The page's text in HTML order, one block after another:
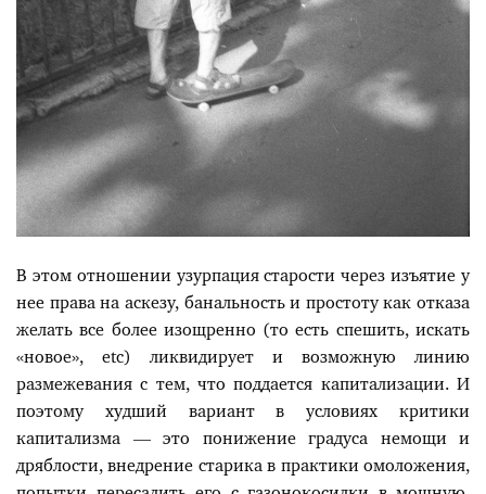
В этом отношении узурпация старости через изъятие у
нее права на аскезу, банальность и простоту как отказа
желать все более изощренно (то есть спешить, искать
«новое», etc) ликвидирует и возможную линию
размежевания с тем, что поддается капитализации. И
поэтому худший вариант в условиях критики
капитализма — это понижение градуса немощи и
дряблости, внедрение старика в практики омоложения,